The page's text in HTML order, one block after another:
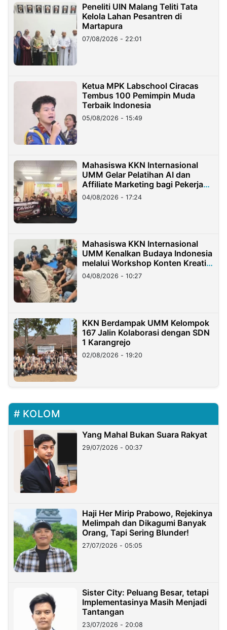
Peneliti UIN Malang Teliti Tata
Kelola Lahan Pesantren di
Martapura
07/08/2026 - 22:01
Ketua MPK Labschool Ciracas
Tembus 100 Pemimpin Muda
Terbaik Indonesia
05/08/2026 - 15:49
Mahasiswa KKN Internasional
UMM Gelar Pelatihan AI dan
Affiliate Marketing bagi Pekerja
Migran Indonesia di Taiwan
04/08/2026 - 17:24
Mahasiswa KKN Internasional
UMM Kenalkan Budaya Indonesia
melalui Workshop Konten Kreatif
di Taiwan
04/08/2026 - 10:27
KKN Berdampak UMM Kelompok
167 Jalin Kolaborasi dengan SDN
1 Karangrejo
02/08/2026 - 19:20
KOLOM
Yang Mahal Bukan Suara Rakyat
29/07/2026 - 00:37
Haji Her Mirip Prabowo, Rejekinya
Melimpah dan Dikagumi Banyak
Orang, Tapi Sering Blunder!
27/07/2026 - 05:05
Sister City: Peluang Besar, tetapi
Implementasinya Masih Menjadi
Tantangan
23/07/2026 - 20:08